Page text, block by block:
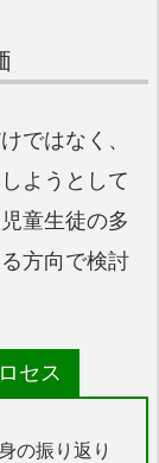
ではなく、
ようとして
童生徒の多
方向で検討
セス
の振り返り